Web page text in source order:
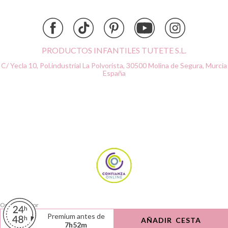
AÑADIR CESTA
Premium antes de
7h52m
Lassig
Liewood
Lilliputiens
PRODUCTOS INFANTILES TUTETE S.L.
C/ Yecla 10, Pol.industrial La Polvorista, 30500 Molina de Segura, Murcia
España
Ordenado por
Limpiar
Buscar